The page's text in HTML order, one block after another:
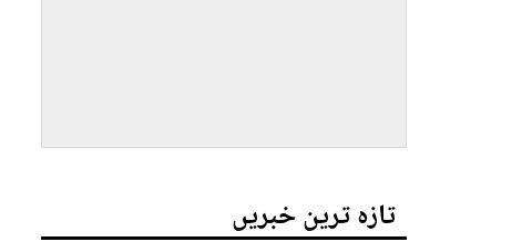
تازہ ترین خبریں